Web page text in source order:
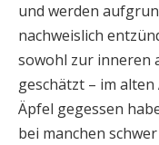
und werden
nachweislich
sowohl zur inneren
geschätzt – im
Äpfel gegessen
bei manchen